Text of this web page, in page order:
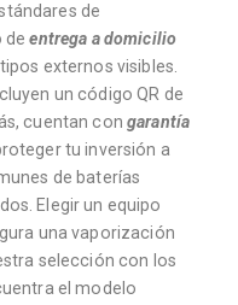
de
deentrega a domicilio
externos visibles.
un código QR de
cuentan congarantía
tu inversión a
de baterías
Elegir un equipo
una vaporización
selección con los
el modelo